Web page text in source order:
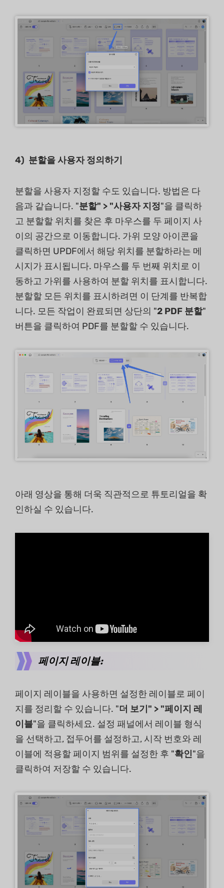
4) 분할을 사용자 정의하기
분할을 사용자 지정할 수도 있습니다. 방법은 다
음과 같습니다. "분할" > "사용자 지정"을 클릭하
고 분할할 위치를 찾은 후 마우스를 두 페이지 사
이의 공간으로 이동합니다. 가위 모양 아이콘을
클릭하면 UPDF에서 해당 위치를 분할하라는 메
시지가 표시됩니다. 마우스를 두 번째 위치로 이
동하고 가위를 사용하여 분할 위치를 표시합니다.
분할할 모든 위치를 표시하려면 이 단계를 반복합
니다. 모든 작업이 완료되면 상단의 "2 PDF 분할"
버튼을 클릭하여 PDF를 분할할 수 있습니다.
아래 영상을 통해 더욱 직관적으로 튜토리얼을 확
인하실 수 있습니다.
페이지 레이블:
페이지 레이블을 사용하면 설정한 레이블로 페이
지를 정리할 수 있습니다. "더 보기" > "페이지 레
이블"을 클릭하세요. 설정 패널에서 레이블 형식
을 선택하고, 접두어를 설정하고, 시작 번호와 레
이블에 적용할 페이지 범위를 설정한 후 "확인"을
클릭하여 저장할 수 있습니다.